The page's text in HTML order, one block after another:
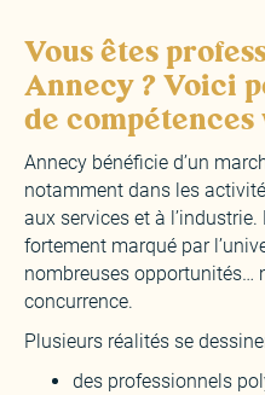
Vous êtes
Annecy ? Voici
de
Annecy bénéficie d’un
notamment dans les
aux services et à l’industrie.
fortement marqué par
nombreuses opportunités…
concurrence.
Plusieurs réalités se
des professionnels